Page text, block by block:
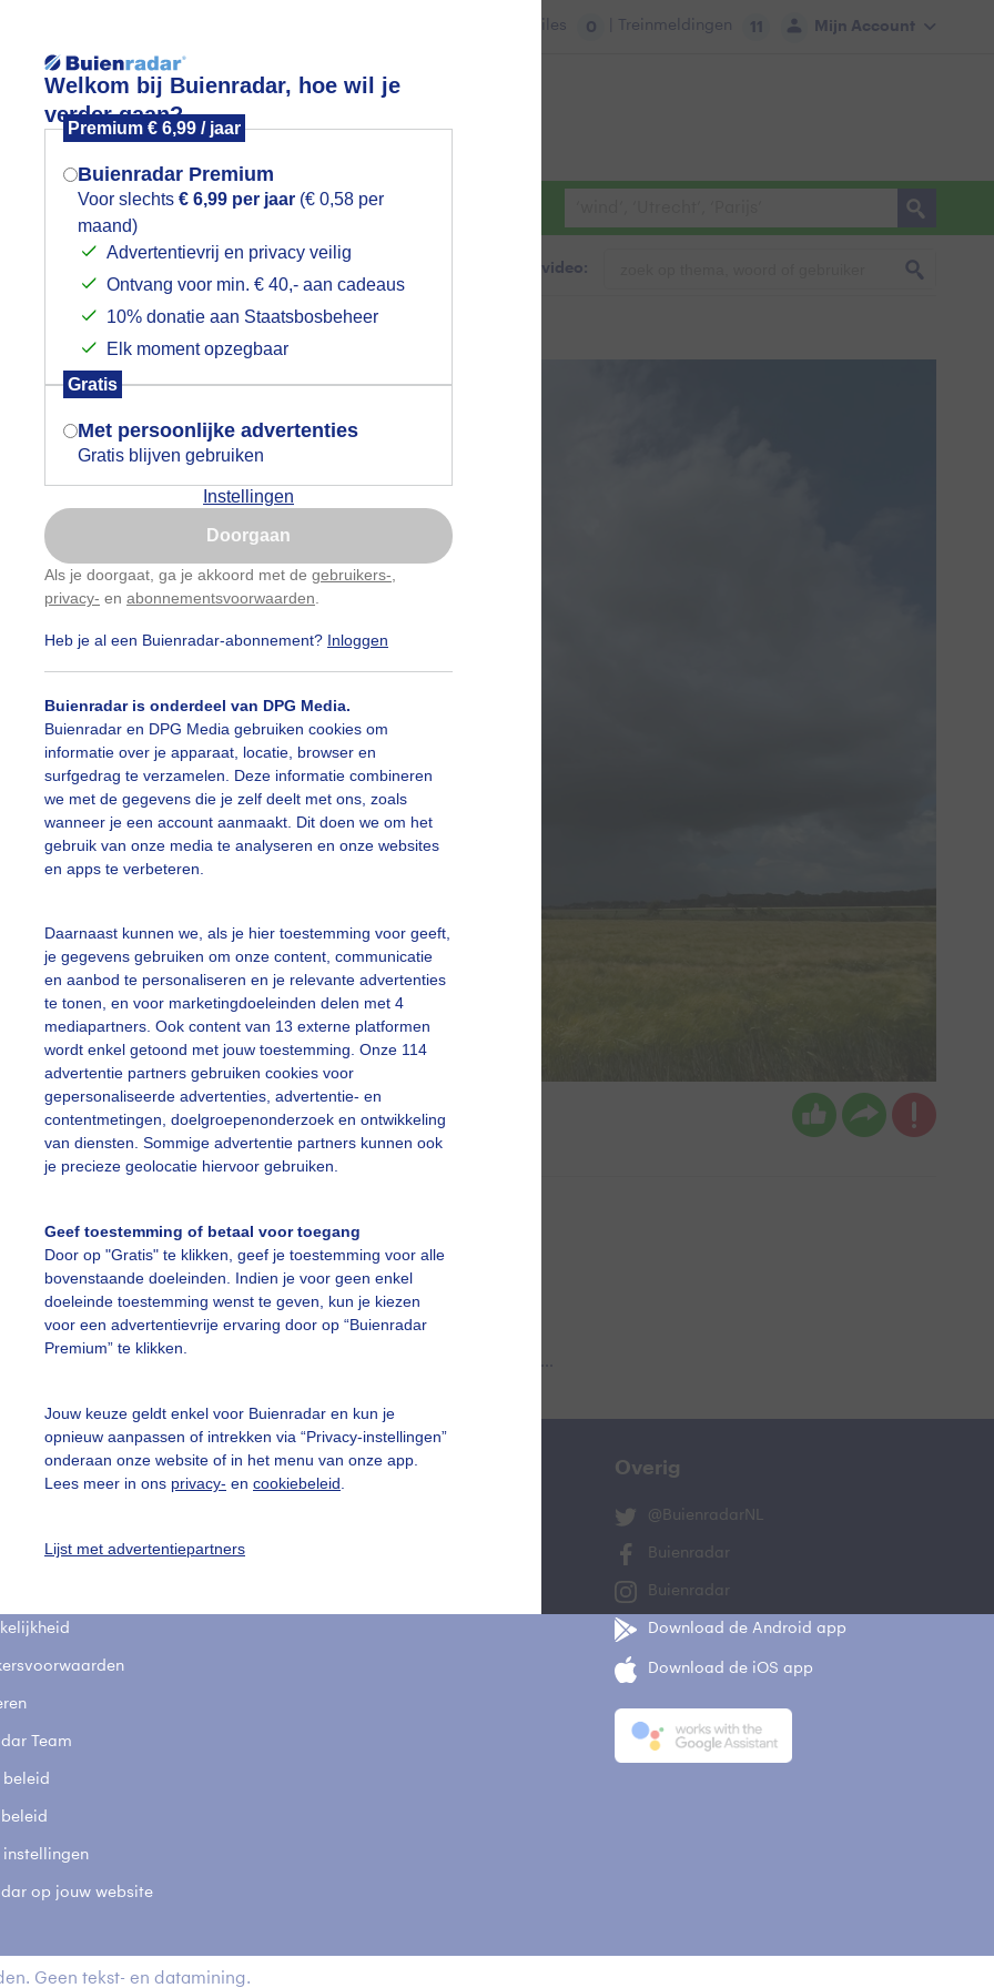
Welkom bij Buienradar, hoe wil je
verder gaan?
Premium € 6,99 / jaar
Buienradar Premium
Voor slechts € 6,99 per jaar (€ 0,58 per
maand)
Advertentievrij en privacy veilig
Ontvang voor min. € 40,- aan cadeaus
10% donatie aan Staatsbosbeheer
Elk moment opzegbaar
Gratis
Met persoonlijke advertenties
Gratis blijven gebruiken
Instellingen
Doorgaan
Als je doorgaat, ga je akkoord met de gebruikers-
privacy- en abonnementsvoorwaarden
Heb je al een Buienradar-abonnement? Inloggen
Buienradar is onderdeel van DPG Media.
Buienradar en DPG Media gebruiken cookies om
informatie over je apparaat, locatie, browser en
surfgedrag te verzamelen. Deze informatie combineren
we met de gegevens die je zelf deelt met ons, zoals
wanneer je een account aanmaakt. Dit doen we om het
gebruik van onze media te analyseren en onze websites
en apps te verbeteren.
Daarnaast kunnen we, als je hier toestemming voor geeft,
je gegevens gebruiken om onze content, communicatie
en aanbod te personaliseren en je relevante advertenties
te tonen, en voor marketingdoeleinden delen met 4
mediapartners. Ook content van 13 externe platformen
wordt enkel getoond met jouw toestemming. Onze 114
advertentie partners gebruiken cookies voor
gepersonaliseerde advertenties, advertentie- en
contentmetingen, doelgroepenonderzoek en ontwikkeling
van diensten. Sommige advertentie partners kunnen ook
je precieze geolocatie hiervoor gebruiken.
Geef toestemming of betaal voor toegang
Door op "Gratis" te klikken, geef je toestemming voor alle
bovenstaande doeleinden. Indien je voor geen enkel
doeleinde toestemming wenst te geven, kun je kiezen
voor een advertentievrije ervaring door op “Buienradar
Premium” te klikken.
Jouw keuze geldt enkel voor Buienradar en kun je
opnieuw aanpassen of intrekken via “Privacy-instellingen”
onderaan onze website of in het menu van onze app.
Lees meer in ons privacy- en cookiebeleid
Lijst met advertentiepartners
Mijn Account
Files 0 | Treinmeldingen 11
Foto en video Weerzine
Zoeken in foto & video:
Jessie van Neer Gemaakt: 05-06-2026, 36x bekeken
vragen
Team
beleid
instellingen
op jouw website
Mijn weer Overig
@BuienradarNL
Buienradar
Buienradar
Download de Android app
Download de iOS app
Geen tekst- en datamining.
Mogen we je locatie gebruiken voor
het weer?
Indien je hier nog geen akkoord op hebt
gegeven, verschijnt er zo een pop-up uit
je browser waarin deze toestemming
gevraagd wordt.
Is goed, toon de popup
Nu niet, misschien later
Gebruik je Safari en wil je niet elke dag deze pop-up
Klikhierom dit aan te passen